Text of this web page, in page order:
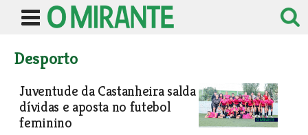
Desporto
Juventude da Castanheira salda
dívidas e aposta no futebol
feminino